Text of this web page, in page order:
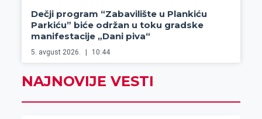
Dečji program “Zabavilište u Plankiću
Parkiću” biće održan u toku gradske
manifestacije „Dani piva“
5. avgust 2026. 10:44
NAJNOVIJE VESTI